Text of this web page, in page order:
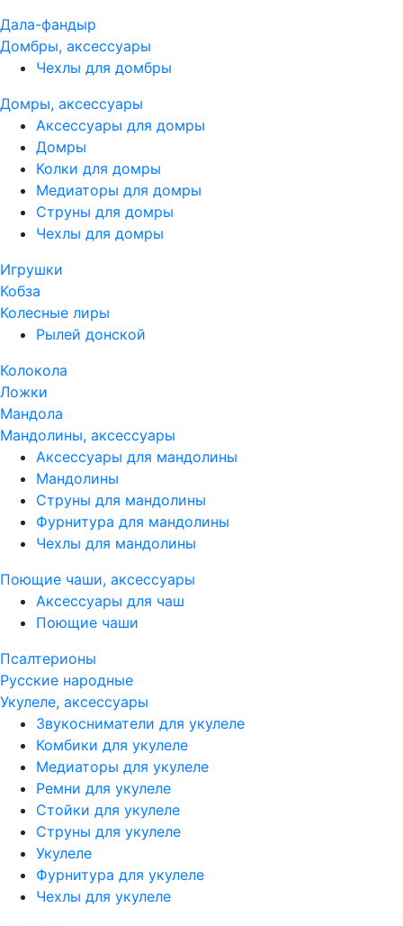
Дала-фандыр
Домбры, аксессуары
Чехлы для домбры
Домры, аксессуары
Аксессуары для домры
Домры
Колки для домры
Медиаторы для домры
Струны для домры
Чехлы для домры
Игрушки
Кобза
Колесные лиры
Рылей донской
Колокола
Ложки
Мандола
Мандолины, аксессуары
Аксессуары для мандолины
Мандолины
Струны для мандолины
Фурнитура для мандолины
Чехлы для мандолины
Поющие чаши, аксессуары
Аксессуары для чаш
Поющие чаши
Псалтерионы
Русские народные
Укулеле, аксессуары
Звукосниматели для укулеле
Комбики для укулеле
Медиаторы для укулеле
Ремни для укулеле
Стойки для укулеле
Струны для укулеле
Укулеле
Фурнитура для укулеле
Чехлы для укулеле